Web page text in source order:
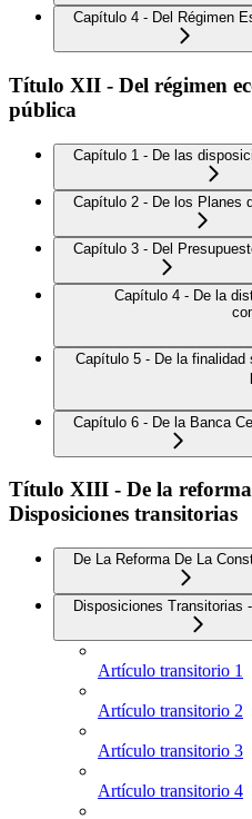
Capítulo 4 - Del Régimen
Título XII - Del régimen
pública
Capítulo 1 - De las
Capítulo 2 - De los Planes
Capítulo 3 - Del
Capítulo 4 - De la
Capítulo 5 - De la
Capítulo 6 - De la Banca
Título XIII - De la
Disposiciones transitorias
De La Reforma De La
Disposiciones Transitorias
Artículo transitorio 1
Artículo transitorio 2
Artículo transitorio 3
Artículo transitorio 4